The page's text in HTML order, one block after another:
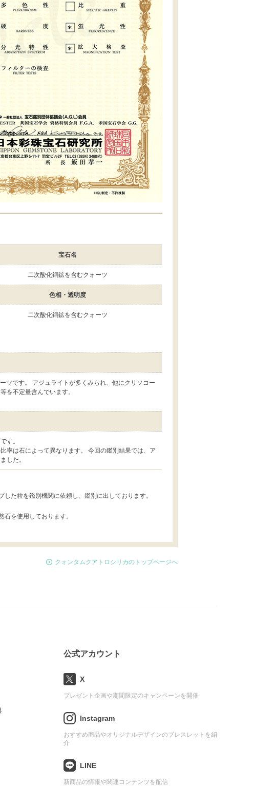
宝石名
二次酸化銅鉱を含むクォーツ
色相・透明度
二次酸化銅鉱を含むクォーツ
ツです。 アジュライトが多くみられ、他にクリソコー
を不定量含んでいます。
す。
率は石によって異なります。 今回の鑑別結果では、ア
した。
た粒を鑑別機関に依頼し、鑑別に出しております。
を使用しております。
クォンタムクアトロシリカのトップページへ
公式アカウント
X
プレゼント企画や期間限定のキャンペーンを開催
Instagram
おすすめ商品やオリジナルデザインのブレスレットを紹
介
LINE
新商品の情報や関連コンテンツを配信